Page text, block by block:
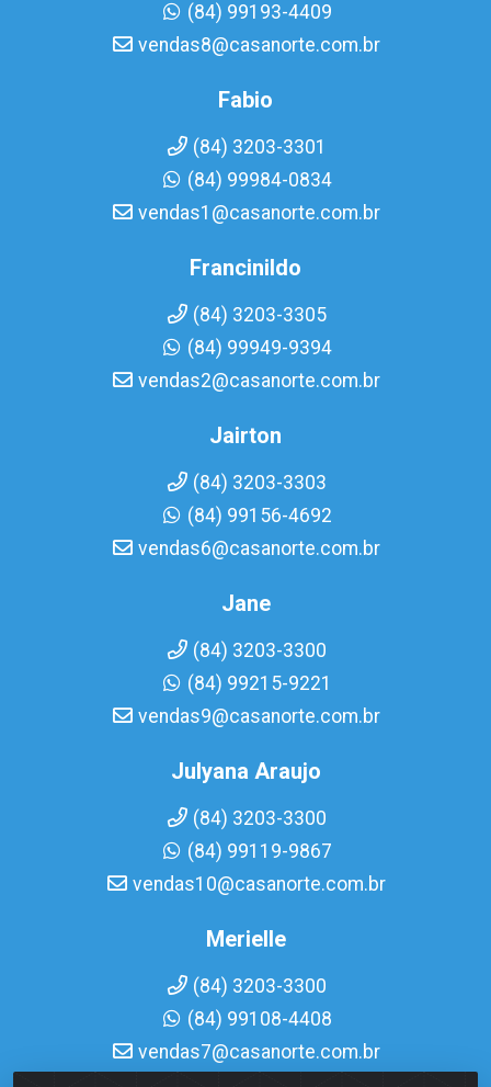
(84) 99193-4409
vendas8@casanorte.com.br
Fabio
(84) 3203-3301
(84) 99984-0834
vendas1@casanorte.com.br
Francinildo
(84) 3203-3305
(84) 99949-9394
vendas2@casanorte.com.br
Jairton
(84) 3203-3303
(84) 99156-4692
vendas6@casanorte.com.br
Jane
(84) 3203-3300
(84) 99215-9221
vendas9@casanorte.com.br
Julyana Araujo
(84) 3203-3300
(84) 99119-9867
vendas10@casanorte.com.br
Merielle
(84) 3203-3300
(84) 99108-4408
vendas7@casanorte.com.br